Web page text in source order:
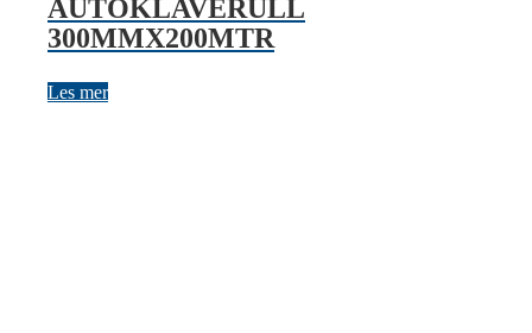
AUTOKLAVERULL
300MMX200MTR
Les mer